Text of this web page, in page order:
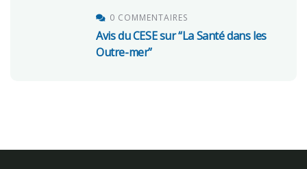
0 COMMENTAIRES
Avis du CESE sur “La Santé dans les
Outre-mer”